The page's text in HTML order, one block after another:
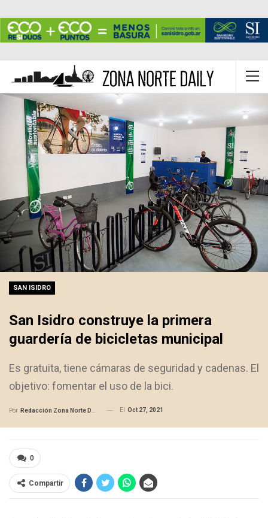
SAN ISIDRO
San Isidro construye la primera
guardería de bicicletas municipal
Es gratuita, tiene cámaras de seguridad y cadenas. El
objetivo: fomentar el uso de la bici.
Por Redacción Zona Norte Daily El Oct 27, 2021
0
Compartir